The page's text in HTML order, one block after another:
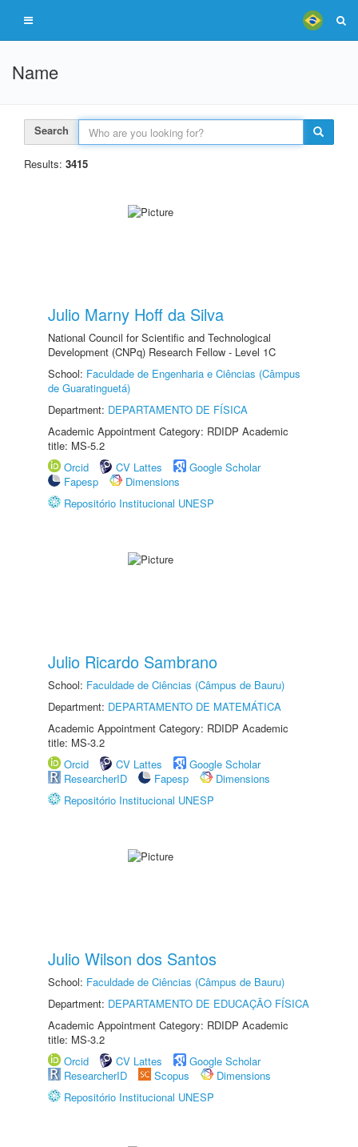
Name
Search
Results: 3415
Julio Marny Hoff da Silva
National Council for Scientific and Technological
Development (CNPq) Research Fellow - Level 1C
School: Faculdade de Engenharia e Ciências (Câmpus
de Guaratinguetá)
Department: DEPARTAMENTO DE FÍSICA
Academic Appointment Category: RDIDP Academic
title: MS-5.2
Orcid
CV Lattes
Google Scholar
Fapesp
Dimensions
Repositório Institucional UNESP
Julio Ricardo Sambrano
School: Faculdade de Ciências (Câmpus de Bauru)
Department: DEPARTAMENTO DE MATEMÁTICA
Academic Appointment Category: RDIDP Academic
title: MS-3.2
Orcid
CV Lattes
Google Scholar
ResearcherID
Fapesp
Dimensions
Repositório Institucional UNESP
Julio Wilson dos Santos
School: Faculdade de Ciências (Câmpus de Bauru)
Department: DEPARTAMENTO DE EDUCAÇÃO FÍSICA
Academic Appointment Category: RDIDP Academic
title: MS-3.2
Orcid
CV Lattes
Google Scholar
ResearcherID
Scopus
Dimensions
Repositório Institucional UNESP